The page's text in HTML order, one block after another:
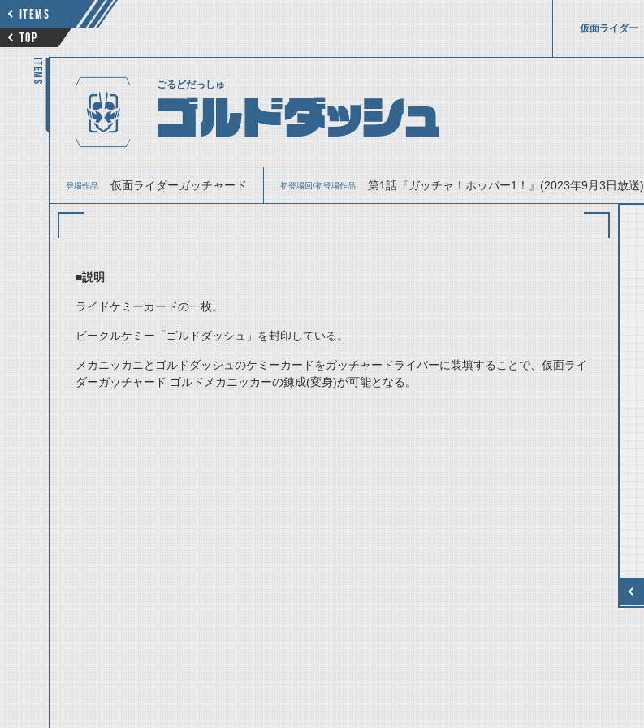
ITEMS
TOP
仮面ライダー
ITEMS
ごるどだっしゅ
ゴルドダッシュ
登場作品 仮面ライダーガッチャード 初登場回/初登場作品 第1話『ガッチャ！ホッパー1！』(2023年9月3日放送)
■説明
ライドケミーカードの一枚。
ビークルケミー「ゴルドダッシュ」を封印している。
メカニッカニとゴルドダッシュのケミーカードをガッチャードライバーに装填することで、仮面ライ
ダーガッチャード ゴルドメカニッカーの錬成(変身)が可能となる。